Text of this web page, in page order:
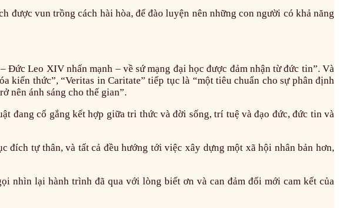
được vun trồng cách hài hòa, để đào luyện nên những con người có khả năng
Đức Leo XIV nhấn mạnh – về sứ mạng đại học được đảm nhận từ đức tin”. Và
kiến thức”, “Veritas in Caritate” tiếp tục là “một tiêu chuẩn cho sự phân định
nên ánh sáng cho thế gian”.
đang cố gắng kết hợp giữa tri thức và đời sống, trí tuệ và đạo đức, đức tin và
đích tự thân, và tất cả đều hướng tới việc xây dựng một xã hội nhân bản hơn,
lại hành trình đã qua với lòng biết ơn và can đảm đổi mới cam kết của